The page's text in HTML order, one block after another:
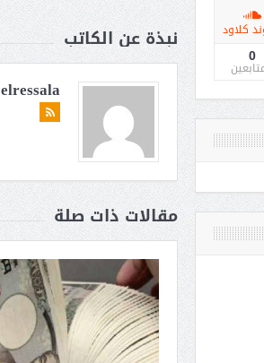
نبذة عن الكاتب
elressala
مقالات ذات صلة
كلاود
0